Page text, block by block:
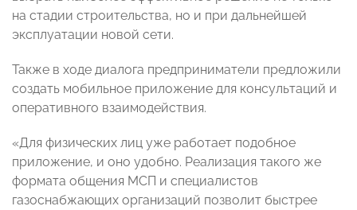
на стадии строительства, но и при дальнейшей
эксплуатации новой сети.
Также в ходе диалога предприниматели предложили
создать мобильное приложение для консультаций и
оперативного взаимодействия.
«Для физических лиц уже работает подобное
приложение, и оно удобно. Реализация такого же
формата общения МСП и специалистов
газоснабжающих организаций позволит быстрее